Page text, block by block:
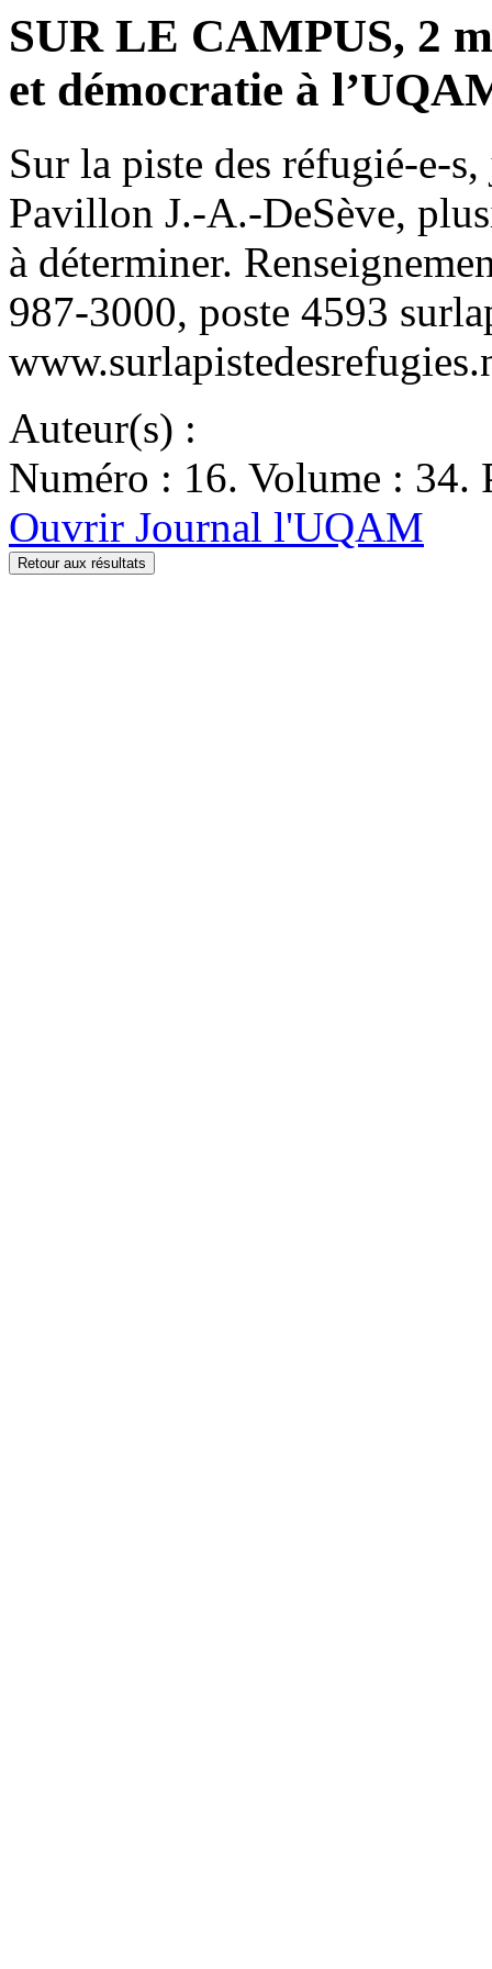
SUR LE CAMPUS, 2
et démocratie à
Sur la piste des réfugié-e-
Pavillon J.-A.-DeSève,
à déterminer.
987-3000, poste 4593
Auteur(s) :
Numéro : 16. Volume : 34.
Ouvrir Journal l'UQAM
Retour aux résultats